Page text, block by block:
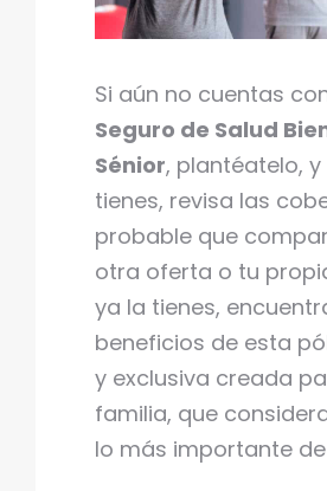
Si aún no cuentas
Seguro de Salud
Sénior, plantéatelo, y
tienes, revisa las
probable que
otra oferta o tu
ya la tienes,
beneficios de esta
y exclusiva creada
familia, que
lo más importante